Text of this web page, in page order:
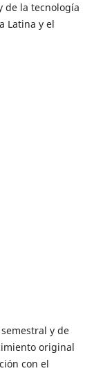
de la tecnología
Latina y el
y de
original
con el